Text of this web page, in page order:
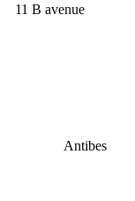
11 B avenue
Antibes